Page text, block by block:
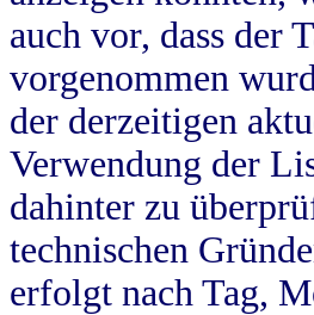
auch vor, dass der
vorgenommen
der derzeitigen
Verwendung der
dahinter zu
technischen
erfolgt nach Tag,